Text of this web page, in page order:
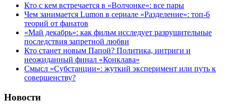
Кто с кем встречается в «Волчонке»: все пары
Чем занимается Lumon в сериале «Разделение»: топ-6
теорий от фанатов
«Май декабрь»: как фильм исследует разрушительные
последствия запретной любви
Кто станет новым Папой? Политика, интриги и
неожиданный финал «Конклава»
Cмысл «Субстанции»: жуткий эксперимент или путь к
совершенству?
Новости